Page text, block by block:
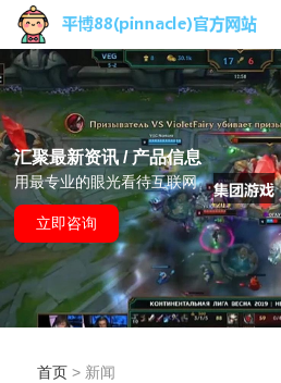
汇聚最新资讯 / 产品信息
用最专业的眼光看待互联网
立即咨询
首页> 新闻